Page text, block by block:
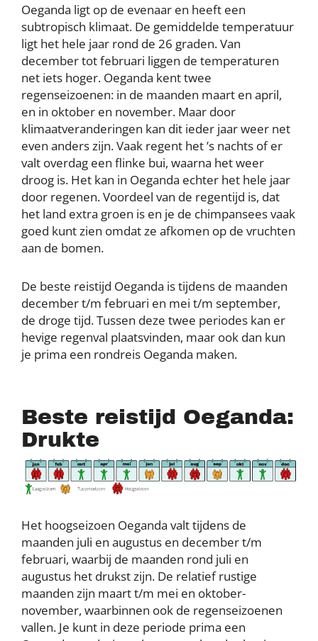
Oeganda ligt op de evenaar en heeft een
subtropisch klimaat. De gemiddelde temperatuur
ligt het hele jaar rond de 26 graden. Van
december tot februari liggen de temperaturen
net iets hoger. Oeganda kent twee
regenseizoenen: in de maanden maart en april,
en in oktober en november. Maar door
klimaatveranderingen kan dit ieder jaar weer net
even anders zijn. Vaak regent het ’s nachts of er
valt overdag een flinke bui, waarna het weer
droog is. Het kan in Oeganda echter het hele jaar
door regenen. Voordeel van de regentijd is, dat
het land extra groen is en je de chimpansees vaak
goed kunt zien omdat ze afkomen op de vruchten
aan de bomen.
De beste reistijd Oeganda is tijdens de maanden
december t/m februari en mei t/m september,
de droge tijd. Tussen deze twee periodes kan er
hevige regenval plaatsvinden, maar ook dan kun
je prima een rondreis Oeganda maken.
Beste reistijd Oeganda:
Drukte
Het hoogseizoen Oeganda valt tijdens de
maanden juli en augustus en december t/m
februari, waarbij de maanden rond juli en
augustus het drukst zijn. De relatief rustige
maanden zijn maart t/m mei en oktober-
november, waarbinnen ook de regenseizoenen
vallen. Je kunt in deze periode prima een